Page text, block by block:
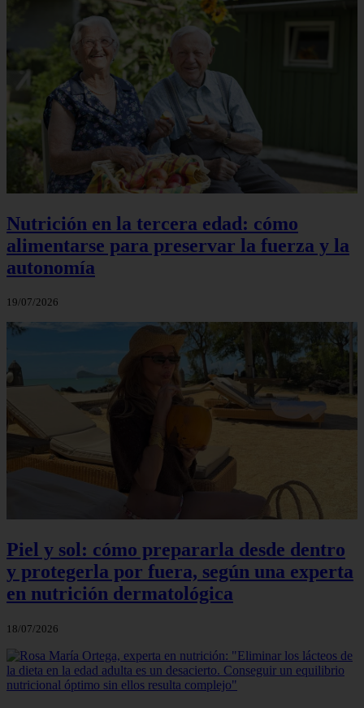
Nutrición en la tercera edad: cómo
alimentarse para preservar la fuerza y la
autonomía
19/07/2026
Piel y sol: cómo prepararla desde dentro
y protegerla por fuera, según una experta
en nutrición dermatológica
18/07/2026